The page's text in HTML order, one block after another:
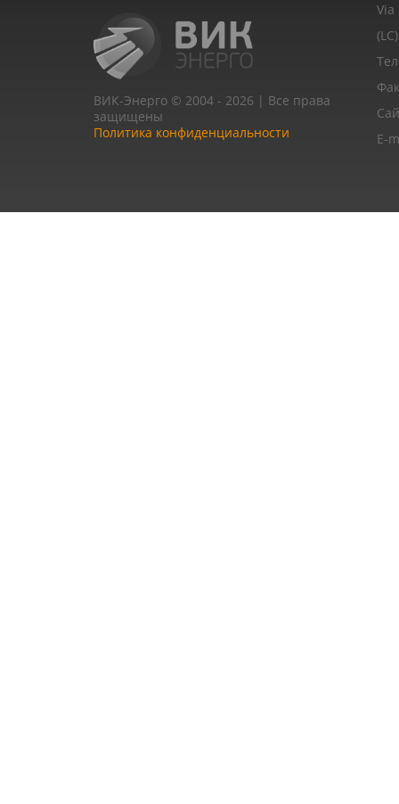
ВИК-Энерго © 2004 - 2026 | Все права
защищены
Политика конфиденциальности
Via
E-